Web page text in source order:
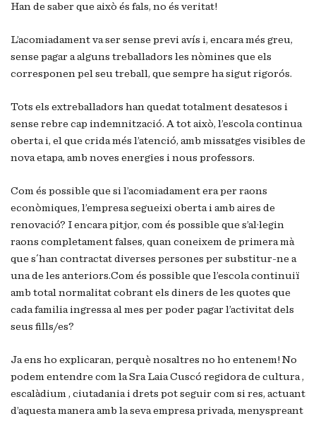
Han de saber que això és fals, no és veritat!
L’acomiadament va ser sense previ avís i, encara més greu,
sense pagar a alguns treballadors les nòmines que els
corresponen pel seu treball, que sempre ha sigut rigorós.
Tots els extreballadors han quedat totalment desatesos i
sense rebre cap indemnització. A tot això, l’escola continua
oberta i, el que crida més l’atenció, amb missatges visibles de
nova etapa, amb noves energies i nous professors.
Com és possible que si l’acomiadament era per raons
econòmiques, l’empresa segueixi oberta i amb aires de
renovació? I encara pitjor, com és possible que s’al·legin
raons completament falses, quan coneixem de primera mà
que s´han contractat diverses persones per substitur-ne a
una de les anteriors.Com és possible que l’escola continuiï
amb total normalitat cobrant els diners de les quotes que
cada familia ingressa al mes per poder pagar l’activitat dels
seus fills/es?
Ja ens ho explicaran, perquè nosaltres no ho entenem! No
podem entendre com la Sra Laia Cuscó regidora de cultura ,
escalàdium , ciutadania i drets pot seguir com si res, actuant
d’aquesta manera amb la seva empresa privada, menyspreant